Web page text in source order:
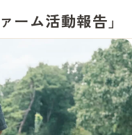
ーム活動報告」